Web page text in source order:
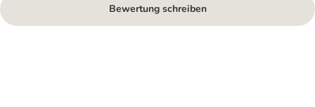
Bewertung schreiben